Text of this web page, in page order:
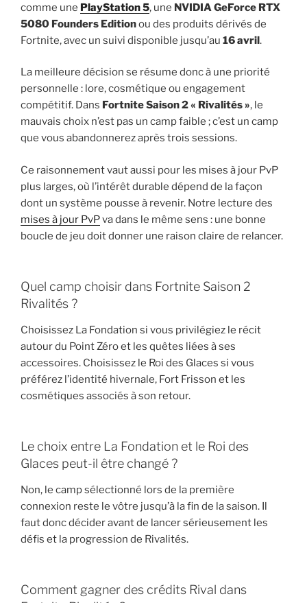
comme une PlayStation 5, une NVIDIA GeForce RTX
5080 Founders Editionou des produits dérivés de
Fortnite, avec un suivi disponible jusqu’au 16 avril.
La meilleure décision se résume donc à une priorité
personnelle : lore, cosmétique ou engagement
compétitif. Dans Fortnite Saison 2 « Rivalités », le
mauvais choix n’est pas un camp faible ; c’est un camp
que vous abandonnerez après trois sessions.
Ce raisonnement vaut aussi pour les mises à jour PvP
plus larges, où l’intérêt durable dépend de la façon
dont un système pousse à revenir. Notre lecture des
mises à jour PvPva dans le même sens : une bonne
boucle de jeu doit donner une raison claire de relancer.
Quel camp choisir dans Fortnite Saison 2
Rivalités ?
Choisissez La Fondation si vous privilégiez le récit
autour du Point Zéro et les quêtes liées à ses
accessoires. Choisissez le Roi des Glaces si vous
préférez l’identité hivernale, Fort Frisson et les
cosmétiques associés à son retour.
Le choix entre La Fondation et le Roi des
Glaces peut-il être changé ?
Non, le camp sélectionné lors de la première
connexion reste le vôtre jusqu’à la fin de la saison. Il
faut donc décider avant de lancer sérieusement les
défis et la progression de Rivalités.
Comment gagner des crédits Rival dans